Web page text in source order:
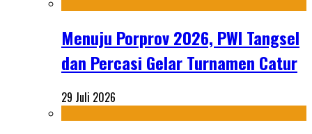
Menuju Porprov 2026, PWI Tangsel
dan Percasi Gelar Turnamen Catur
29 Juli 2026